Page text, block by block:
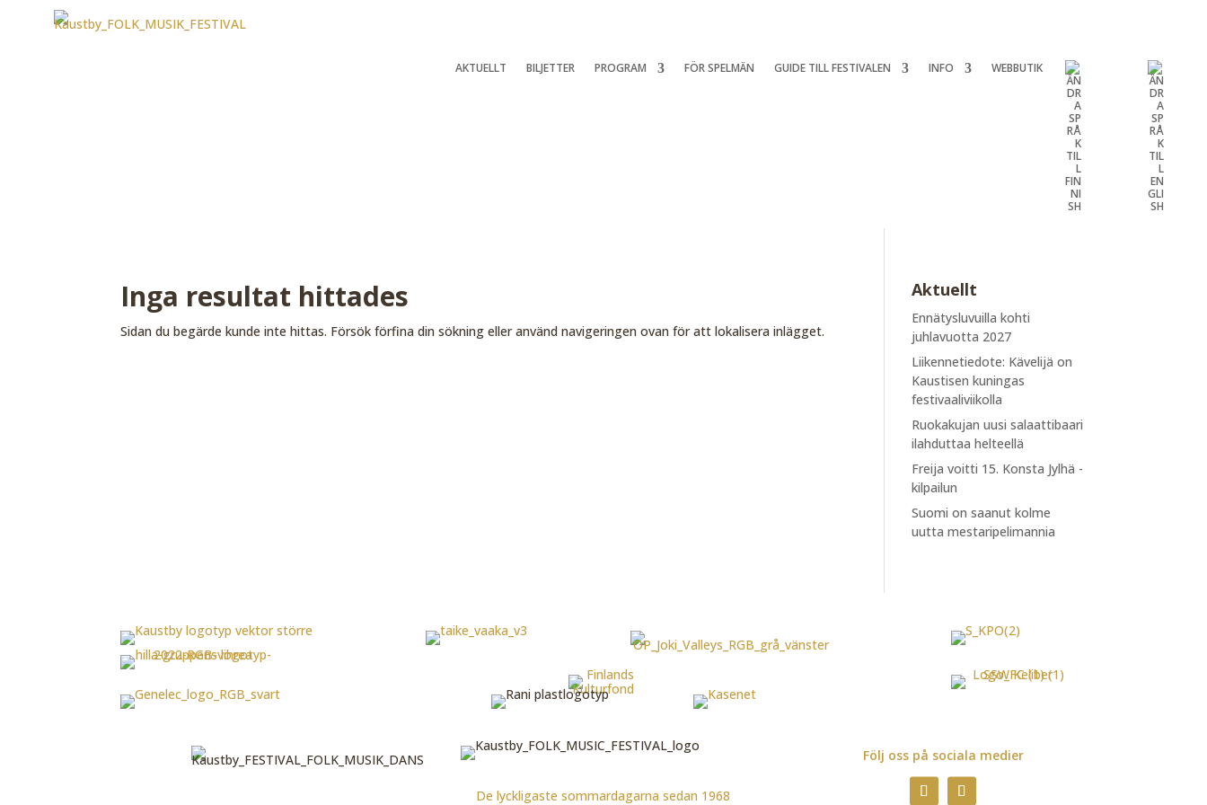
AKTUELLT BILJETTER PROGRAM FÖR SPELMÄN GUIDE TILL FESTIVALEN INFO WEBBUTIK
Inga resultat hittades
Sidan du begärde kunde inte hittas. Försök förfina din sökning eller använd navigeringen ovan för att lokalisera inlägget.
Aktuellt
Ennätysluvuilla kohti
juhlavuotta 2027
Liikennetiedote: Kävelijä on
Kaustisen kuningas
festivaaliviikolla
Ruokakujan uusi salaattibaari
ilahduttaa helteellä
Freija voitti 15. Konsta Jylhä -
kilpailun
Suomi on saanut kolme
uutta mestaripelimannia
De lyckligaste sommardagarna sedan 1968
Följ oss på sociala medier